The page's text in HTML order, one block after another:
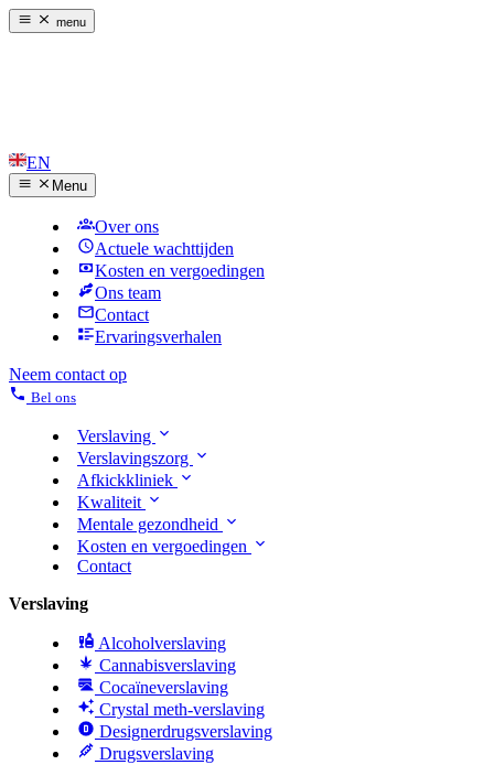
menu
EN
Menu
Over ons
Actuele wachttijden
Kosten en vergoedingen
Ons team
Contact
Ervaringsverhalen
Neem contact op
Bel ons
Verslaving
Verslavingszorg
Afkickkliniek
Kwaliteit
Mentale gezondheid
Kosten en vergoedingen
Contact
Verslaving
Alcoholverslaving
Cannabisverslaving
Cocaïneverslaving
Crystal meth-verslaving
Designerdrugsverslaving
Drugsverslaving